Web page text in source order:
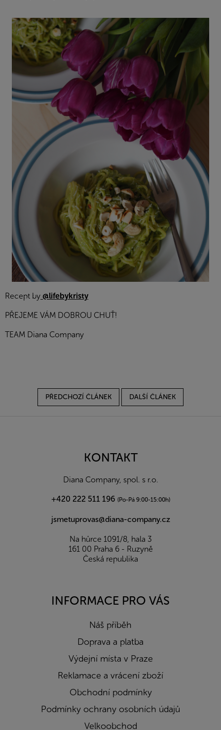
Recept by @lifebykristy
PŘEJEME VÁM DOBROU CHUŤ!
TEAM Diana Company
PŘEDCHOZÍ ČLÁNEK DALŠÍ ČLÁNEK
KONTAKT
Diana Company, spol. s r.o.
+420 222 511 196 (Po-Pá 9:00-15:00h)
jsmetuprovas@diana-company.cz
Na hůrce 1091/8, hala 3
161 00 Praha 6 - Ruzyně
Česká republika
INFORMACE PRO VÁS
Náš příběh
Doprava a platba
Výdejní místa v Praze
Reklamace a vrácení zboží
Obchodní podmínky
Podmínky ochrany osobních údajů
Velkoobchod